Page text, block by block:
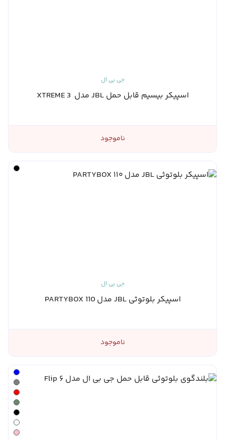
جی بی ال
اسپیکر بیسیم قابل حمل JBL مدل XTREME 3
ناموجود
جی بی ال
اسپیکر بلوتوثی JBL مدل PARTYBOX 110
ناموجود